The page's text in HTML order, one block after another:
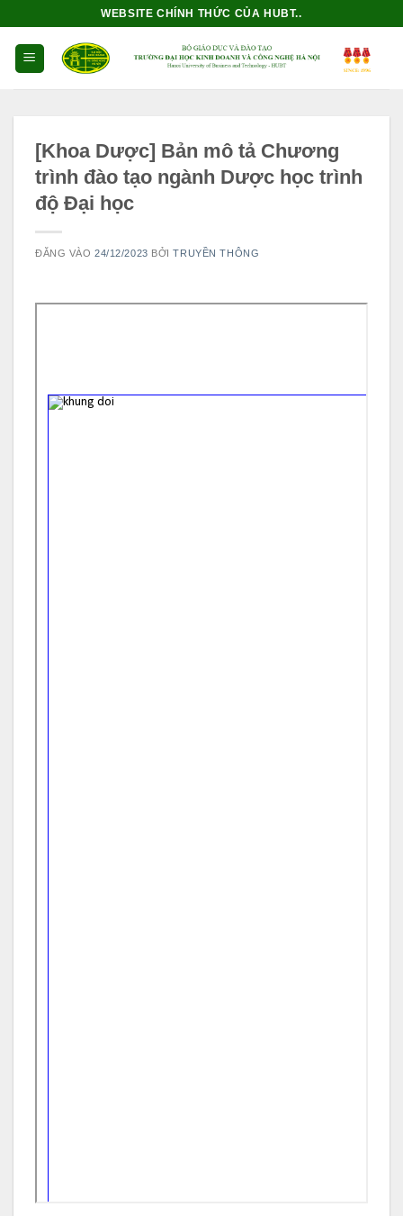
dung
WEBSITE CHÍNH THỨC CỦA HUBT..
[Khoa Dược] Bản mô tả Chương
trình đào tạo ngành Dược học trình
độ Đại học
ĐĂNG VÀO24/12/2023 BỞITRUYỀN THÔNG